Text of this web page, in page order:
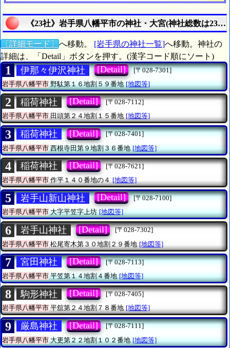
《23社》岩手県八幡平市の神社・大宮(神社総数は23社
〔詳細モード〕 へ移動。 [岩手県の神社一覧]へ移動。神社の
詳細は、「Detail」ボタンを押す。(漢字コード順にソート)
1 伊那々伊沢神社 [Detail]
[〒028-7301]
岩手県八幡平市野駄第１６地割５９番地 [地図等]
2 稲荷神社 [Detail]
[〒028-7112]
岩手県八幡平市田頭第２４地割１５番地 [地図等]
3 稲荷神社 [Detail]
[〒028-7401]
岩手県八幡平市西根寺田第９地割３６番地 [地図等]
4 稲荷神社 [Detail]
[〒028-7621]
岩手県八幡平市 作平１４０番地の４ [地図等]
5 岩手山新山神社 [Detail]
[〒028-7100]
岩手県八幡平市大字平笠字上坊 [地図等]
6 岩手山神社 [Detail]
[〒028-7302]
岩手県八幡平市 松尾寄木第３０地割２９番地 [地図等]
7 宮田神社 [Detail]
[〒028-7113]
岩手県八幡平市平笠第１４地割４番地 [地図等]
8 駒形神社 [Detail]
[〒028-7405]
岩手県八幡平市平舘第２４地割７８番地 [地図等]
9 厳島神社 [Detail]
[〒028-7111]
岩手県八幡平市大更第２２地割１０２番地 [地図等]